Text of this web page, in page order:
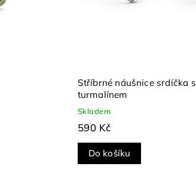
Stříbrné náušnice srdíčka s
turmalínem
Skladem
590 Kč
Do košíku